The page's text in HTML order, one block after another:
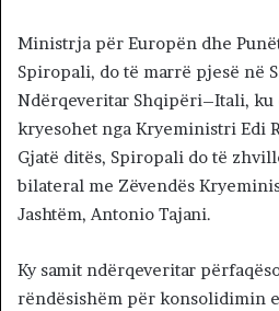
Ministrja për Europën dhe
Spiropali, do të marrë pjesë në
Ndërqeveritar Shqipëri–Itali,
kryesohet nga Kryeministri Edi
Gjatë ditës, Spiropali do të
bilateral me Zëvendës
Jashtëm, Antonio Tajani.
Ky samit ndërqeveritar
rëndësishëm për konsolidimin